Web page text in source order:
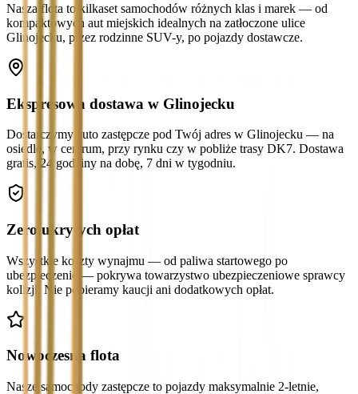
Nasza flota to kilkaset samochodów różnych klas i marek — od
kompaktowych aut miejskich idealnych na zatłoczone ulice
Glinojecku, przez rodzinne SUV-y, po pojazdy dostawcze.
Ekspresowa dostawa w Glinojecku
Dostarczymy auto zastępcze pod Twój adres w Glinojecku — na
osiedle, w centrum, przy rynku czy w pobliże trasy DK7. Dostawa
gratis, 24 godziny na dobę, 7 dni w tygodniu.
Zero ukrytych opłat
Wszystkie koszty wynajmu — od paliwa startowego po
ubezpieczenie — pokrywa towarzystwo ubezpieczeniowe sprawcy
kolizji. Nie pobieramy kaucji ani dodatkowych opłat.
Nowoczesna flota
Nasze samochody zastępcze to pojazdy maksymalnie 2-letnie,